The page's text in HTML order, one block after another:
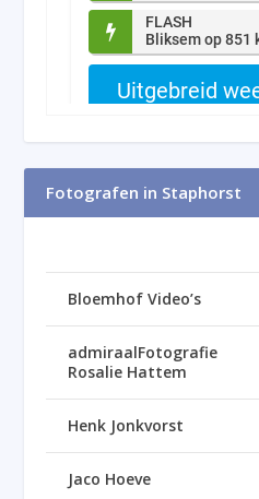
Fotografen in Staphorst
Bloemhof Video’s
admiraalFotografie
Rosalie Hattem
Henk Jonkvorst
Jaco Hoeve